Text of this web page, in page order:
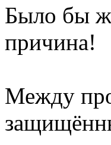
Было бы
причина!
Между